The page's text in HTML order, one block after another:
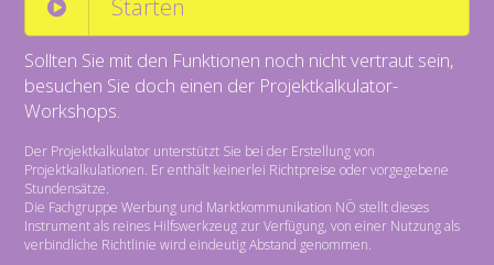
Starten
Sollten Sie mit den Funktionen noch nicht vertraut sein,
besuchen Sie doch einen der Projektkalkulator-
Workshops.
Der Projektkalkulator unterstützt Sie bei der Erstellung von
Projektkalkulationen. Er enthält keinerlei Richtpreise oder vorgegebene
Stundensätze.
Die Fachgruppe Werbung und Marktkommunikation NÖ stellt dieses
Instrument als reines Hilfswerkzeug zur Verfügung, von einer Nutzung als
verbindliche Richtlinie wird eindeutig Abstand genommen.